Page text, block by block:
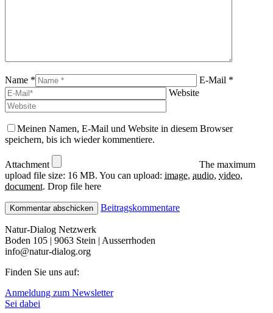
Name *
E-Mail *
Website
Meinen Namen, E-Mail und Website in diesem Browser
speichern, bis ich wieder kommentiere.
Attachment
The maximum
upload file size: 16 MB. You can upload: image, audio, video,
document. Drop file here
Beitragskommentare
Natur-Dialog Netzwerk
Boden 105 | 9063 Stein | Ausserrhoden
info@natur-dialog.org
Finden Sie uns auf:
Linkedin
page
E-
Mail
Anmeldung zum Newsletter
Sei dabei